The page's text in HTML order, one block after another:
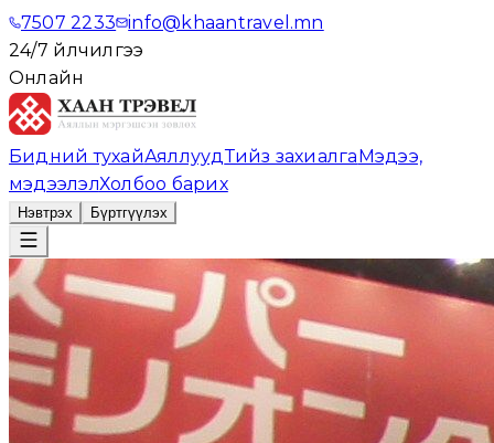
7507 2233 info@khaantravel.mn
24/7 үйлчилгээ
Онлайн
Бидний тухайАяллуудТийз захиалгаМэдээ,
мэдээлэлХолбоо барих
Нэвтрэх Бүртгүүлэх